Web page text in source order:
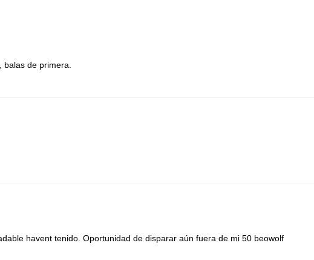
de primera.
havent tenido. Oportunidad de disparar aún fuera de mi 50 beowolf